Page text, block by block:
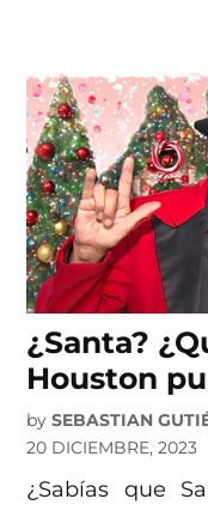
¿Santa?
Houston
by SEBASTIAN
20 DICIEMBRE, 2023
¿Sabías que